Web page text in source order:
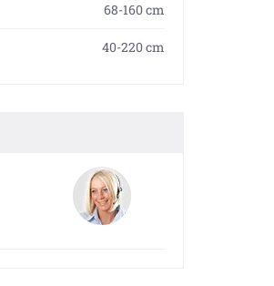
68-160 cm
40-220 cm